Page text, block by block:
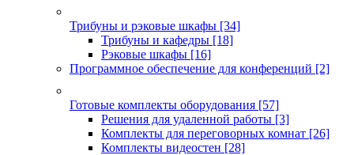
Трибуны и рэковые шкафы [34]
Трибуны и кафедры [18]
Рэковые шкафы [16]
Программное обеспечение для конференций [2]
Готовые комплекты оборудования [57]
Решения для удаленной работы [3]
Комплекты для переговорных комнат [26]
Комплекты видеостен [28]